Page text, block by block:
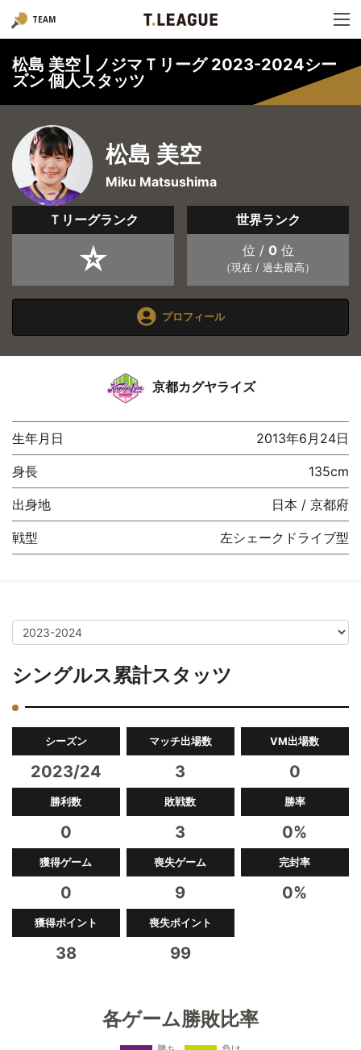
TEAM
松島 美空 | ノジマＴリーグ 2023-2024シー
ズン 個人スタッツ
松島 美空
Miku Matsushima
Ｔリーグランク
☆
世界ランク
位 / 0 位
（現在 / 過去最高）
プロフィール
京都カグヤライズ
生年月日 2013年6月24日
身長 135cm
出身地 日本 / 京都府
戦型 左シェークドライブ型
シングルス累計スタッツ
シーズン
2023/24
マッチ出場数
3
VM出場数
0
勝利数
0
敗戦数
3
勝率
0%
獲得ゲーム
0
喪失ゲーム
9
完封率
0%
獲得ポイント
38
喪失ポイント
99
各ゲーム勝敗比率